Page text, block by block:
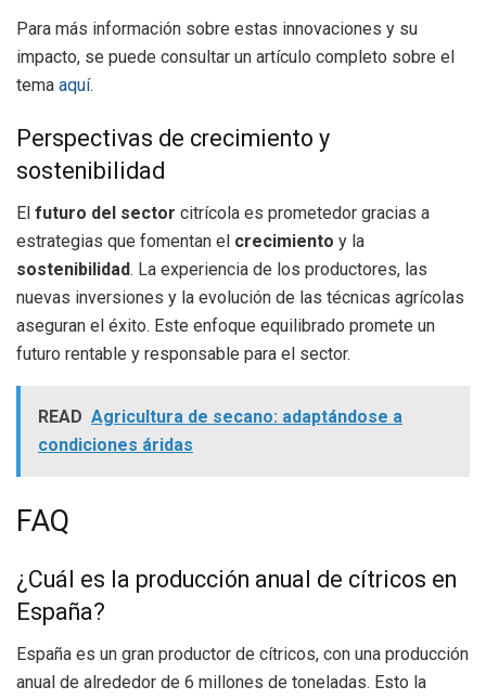
Para más información sobre estas innovaciones y su
impacto, se puede consultar un artículo completo sobre el
tema aquí.
Perspectivas de crecimiento y
sostenibilidad
El futuro del sector citrícola es prometedor gracias a
estrategias que fomentan el crecimiento y la
sostenibilidad. La experiencia de los productores, las
nuevas inversiones y la evolución de las técnicas agrícolas
aseguran el éxito. Este enfoque equilibrado promete un
futuro rentable y responsable para el sector.
READ Agricultura de secano: adaptándose a
condiciones áridas
FAQ
¿Cuál es la producción anual de cítricos en
España?
España es un gran productor de cítricos, con una producción
anual de alrededor de 6 millones de toneladas. Esto la